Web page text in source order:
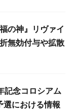
の神』リヴァイ
無効付与や拡散
記念コロシアム
選における情報